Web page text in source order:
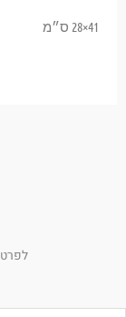
41×28 ס״מ